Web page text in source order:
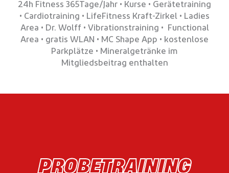
24h Fitness 365Tage/Jahr • Kurse • Gerätetraining
• Cardiotraining • LifeFitness Kraft-Zirkel • Ladies
Area • Dr. Wolff • Vibrationstraining • Functional
Area • gratis WLAN • MC Shape App • kostenlose
Parkplätze • Mineralgetränke im
Mitgliedsbeitrag enthalten
PROBETRAINING